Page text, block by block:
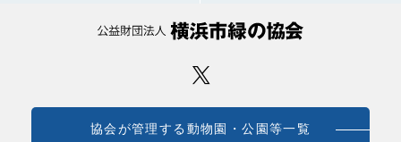
協会が管理する動物園・公園等一覧